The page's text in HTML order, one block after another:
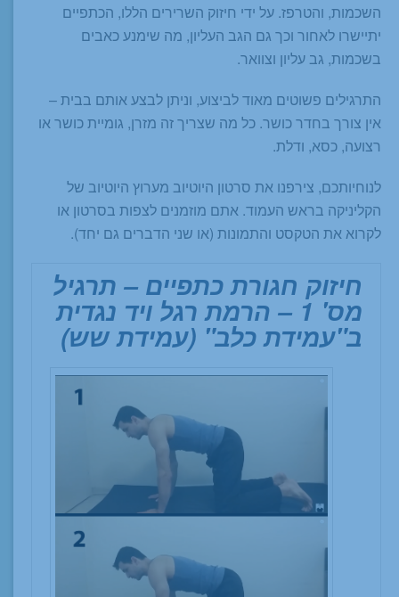
השכמות, והטרפז. על ידי חיזוק השרירים הללו, הכתפיים
יתיישרו לאחור וכך גם הגב העליון, מה שימנע כאבים
בשכמות, גב עליון וצוואר.
התרגילים פשוטים מאוד לביצוע, וניתן לבצע אותם בבית –
אין צורך בחדר כושר. כל מה שצריך זה מזרן, גומיית כושר או
רצועה, כסא, ודלת.
לנוחיותכם, צירפנו את סרטון היוטיוב מערוץ היוטיוב של
הקליניקה בראש העמוד. אתם מוזמנים לצפות בסרטון או
לקרוא את הטקסט והתמונות (או שני הדברים גם יחד).
חיזוק חגורת כתפיים – תרגיל
מס' 1 – הרמת רגל ויד נגדית
ב"עמידת כלב" (עמידת שש)